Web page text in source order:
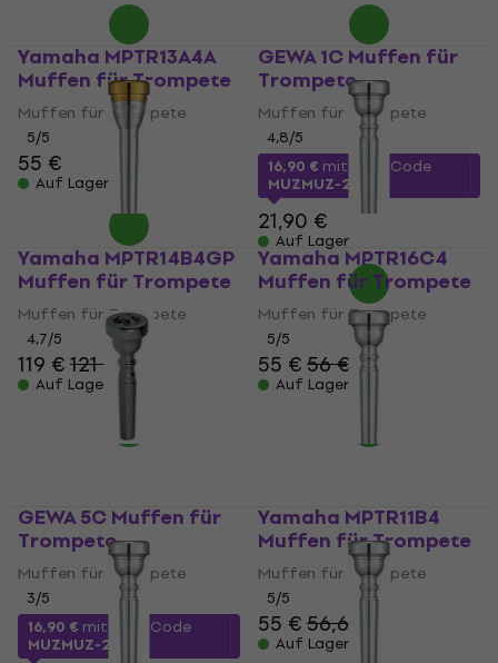
Yamaha MPTR13A4A
Muffen für Trompete
Muffen für Trompete
5/5
55 €
Auf Lager
GEWA 1C Muffen für
Trompete
Muffen für Trompete
4,8/5
16,90 € mit dem Code
MUZMUZ-20
21,90 €
Auf Lager
Yamaha MPTR14B4GP
Muffen für Trompete
Muffen für Trompete
4,7/5
119 €121 €
Auf Lager
Yamaha MPTR16C4
Muffen für Trompete
Muffen für Trompete
5/5
55 €56 €
Auf Lager
GEWA 5C Muffen für
Trompete
Muffen für Trompete
3/5
16,90 € mit dem Code
MUZMUZ-20
Yamaha MPTR11B4
Muffen für Trompete
Muffen für Trompete
5/5
55 €56,60 €
Auf Lager